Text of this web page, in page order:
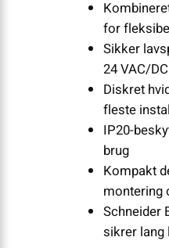
for
Sikker
24 VAC/DC
Diskret
fleste
IP20-
brug
Kompakt
montering
Schneider
sikrer lang